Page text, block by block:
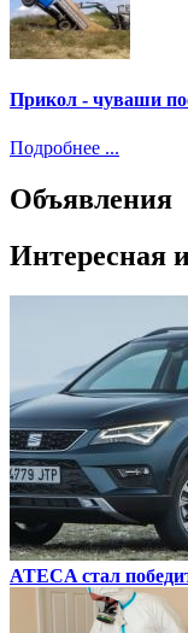
Прикол - чуваши
Подробнее ...
Объявления
Интересная
ATECA стал